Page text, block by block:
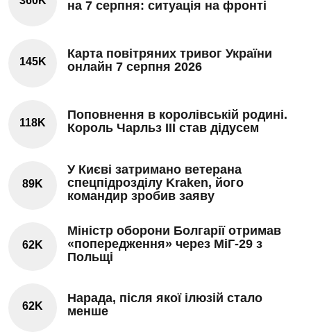
на 7 серпня: ситуація на фронті
145K
Карта повітряних тривог України
онлайн 7 серпня 2026
118K
Поповнення в королівській родині.
Король Чарльз III став дідусем
89K
У Києві затримано ветерана
спецпідрозділу Kraken, його
командир зробив заяву
62K
Міністр оборони Болгарії отримав
«попередження» через МіГ-29 з
Польщі
62K
Нарада, після якої ілюзій стало
менше